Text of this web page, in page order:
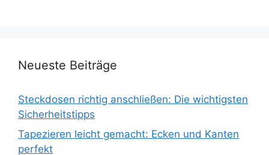
Neueste Beiträge
Steckdosen richtig anschließen: Die wichtigsten
Sicherheitstipps
Tapezieren leicht gemacht: Ecken und Kanten
perfekt